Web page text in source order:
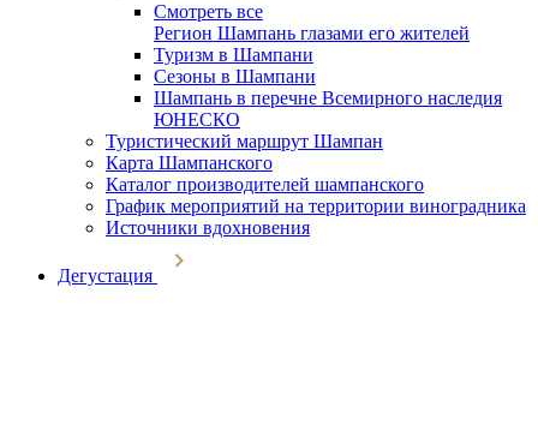
Смотреть все
Регион Шампань глазами его жителей
Туризм в Шампани
Сезоны в Шампани
Шампань в перечне Всемирного наследия
ЮНЕСКО
Туристический маршрут Шампан
Карта Шампанского
Каталог производителей шампанского
График мероприятий на территории виноградника
Источники вдохновения
Дегустация